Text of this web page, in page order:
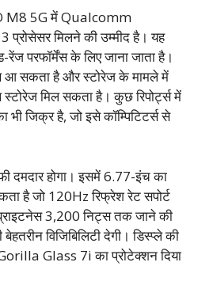
M8 5G में Qualcomm
मिलने की उम्मीद है। यह
परफॉर्मेंस के लिए जाना जाता है।
सकता है और स्टोरेज के मामले में
मिल सकता है। कुछ रिपोर्ट्स में
भी जिक्र है, जो इसे कॉम्पिटिटर्स से
दमदार होगा। इसमें 6.77-इंच का
है जो 120Hz रिफ्रेश रेट सपोर्ट
3,200 निट्स तक जाने की
विजिबिलिटी देगी। डिस्प्ले की
Glass 7i का प्रोटेक्शन दिया